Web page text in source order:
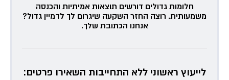
חלומות גדולים דורשים תוצאות אמיתיות והכנסה
משמעותית. רוצה החזר השקעה שיגרום לך לדמיין גדול?
אנחנו הכתובת שלך.
לייעוץ ראשוני ללא התחייבות השאירו פרטים: